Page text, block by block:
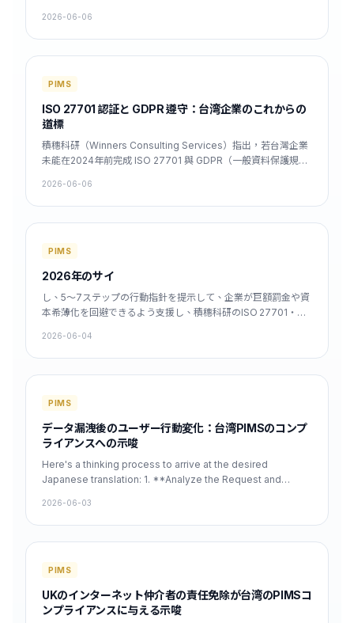
（個人資料保護法），提供全方位的 PIMS（隱私資訊管理系
統）建置與 DPIA（資料保護衝擊評估）方案，協助企業在 7 至
12 個月內完成合規。
2026-06-06
PIMS
ISO 27701 認証と GDPR 遵守：台湾企業のこれからの
道標
積穗科研（Winners Consulting Services）指出，若台灣企業
未能在2024年前完成 ISO 27701 與 GDPR（一般資料保護規
最新研究為基礎，解析企業在合規過程中常見的盲點，並提出具
體的行動建議，協助企業分階段完成合規，降低法律與財務風
險。
2026-06-06
PIMS
2026年のサイ
し、5〜7ステップの行動指針を提示して、企業が巨額罰金や資
本希薄化を回避できるよう支援し、積穗科研のISO 27701・
ービスを紹介する。
2026-06-04
PIMS
データ漏洩後のユーザー行動変化：台湾PIMSのコンプ
ライアンスへの示唆
Here's a thinking process to arrive at the desired
Japanese translation: 1. **Analyze the Request and
Chinese $\rightarrow$ Japanese Translator. *
**Specialization:** Corporate Risk Management and
Information Security. * **Output Rules:** * Direct
markdown code fences). * Preserve all HTML tags, `data-
source, but must be kept in mind). * Keep ISO standards
and acronyms (EU/GDPR/CRA/NIS2/DORA) as is. *
2026-06-03
PIMS
UKのインターネット仲介者の責任免除が台湾のPIMSコ
ンプライアンスに与える示唆